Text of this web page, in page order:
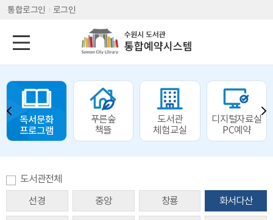
통합로그인 로그인
독서문화
프로그램
푸른숲
책뜰
도서관
체험교실
디지털자료실
PC예약
도서관전체
선경
중앙 창룡 화서다산